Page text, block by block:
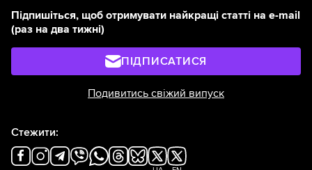
Підпишіться, щоб отримувати найкращі статті на e-mail
(раз на два тижні)
ПІДПИСАТИСЯ
Подивитись свіжий випуск
Стежити: